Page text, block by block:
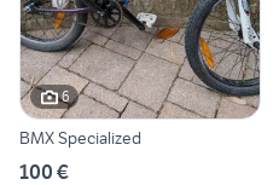
6
BMX Specialized
100 €